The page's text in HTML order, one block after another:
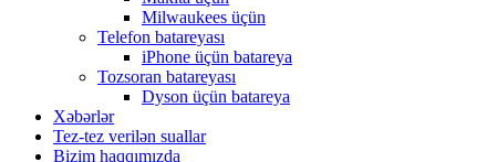
Milwaukees üçün
Telefon batareyası
iPhone üçün batareya
Tozsoran batareyası
Dyson üçün batareya
Xəbərlər
Tez-tez verilən suallar
Bizim haqqımızda